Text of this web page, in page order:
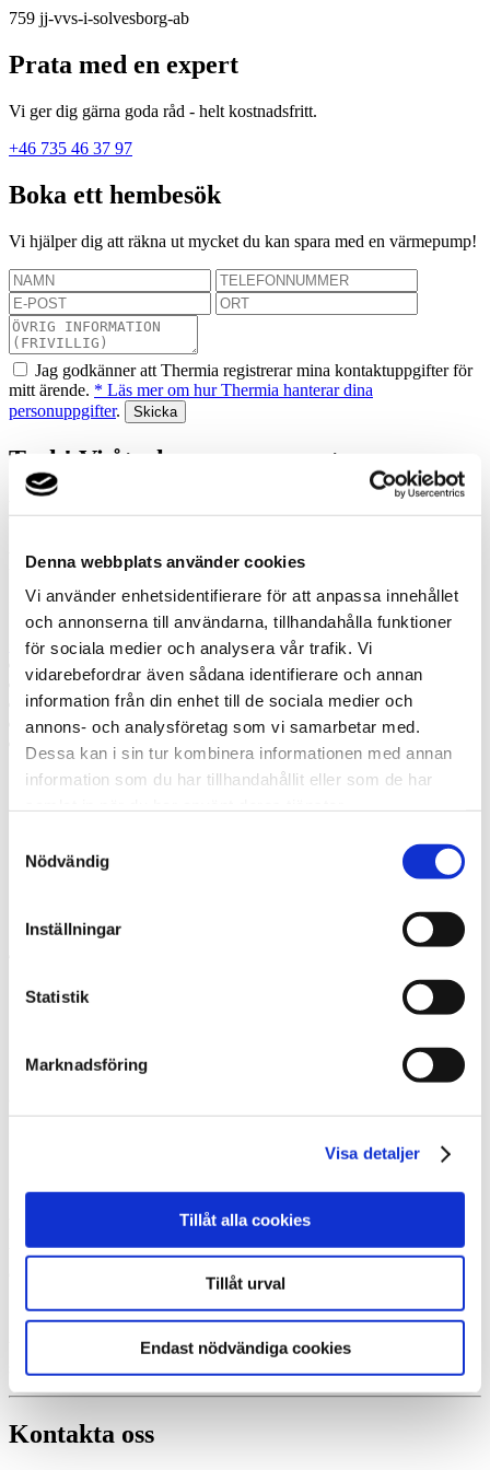
Denna webbplats använder cookies
Vi använder enhetsidentifierare för att anpassa innehållet
och annonserna till användarna, tillhandahålla funktioner
för sociala medier och analysera vår trafik. Vi
vidarebefordrar även sådana identifierare och annan
information från din enhet till de sociala medier och
annons- och analysföretag som vi samarbetar med.
Dessa kan i sin tur kombinera informationen med annan
information som du har tillhandahållit eller som de har
Nödvändig
Inställningar
Statistik
Marknadsföring
Visa detaljer
Tillåt alla cookies
Tillåt urval
Endast nödvändiga cookies
759 jj-vvs-i-solvesborg-ab
Prata med en expert
Vi ger dig gärna goda råd - helt kostnadsfritt.
+46 735 46 37 97
Boka ett hembesök
Vi hjälper dig att räkna ut mycket du kan spara med en värmepump!
Jag godkänner att Thermia registrerar mina kontaktuppgifter för
mitt ärende. * Läs mer om hur Thermia hanterar dina
personuppgifter.
Tack! Vi återkommer snarast.
Misslyckades
Ring oss
Ring oss om du har några frågor!
+46 735 46 37 97
Prata med en expert
Begär offert
Kontakta mig
Boka hembesök
Ring oss
Boka hembesök
JJ VVS i Sölvesborg AB
- din certifierade återförsäljare i Sölvesborg.
Vi hjälper dig hitta den värmepumpslösning som passar bäst för just
Vid varje värmepumpsinstallation tar vi ett helhetsansvar och
säkerställer att du får en lösning som du blir helt nöjd med.
Kontakta oss